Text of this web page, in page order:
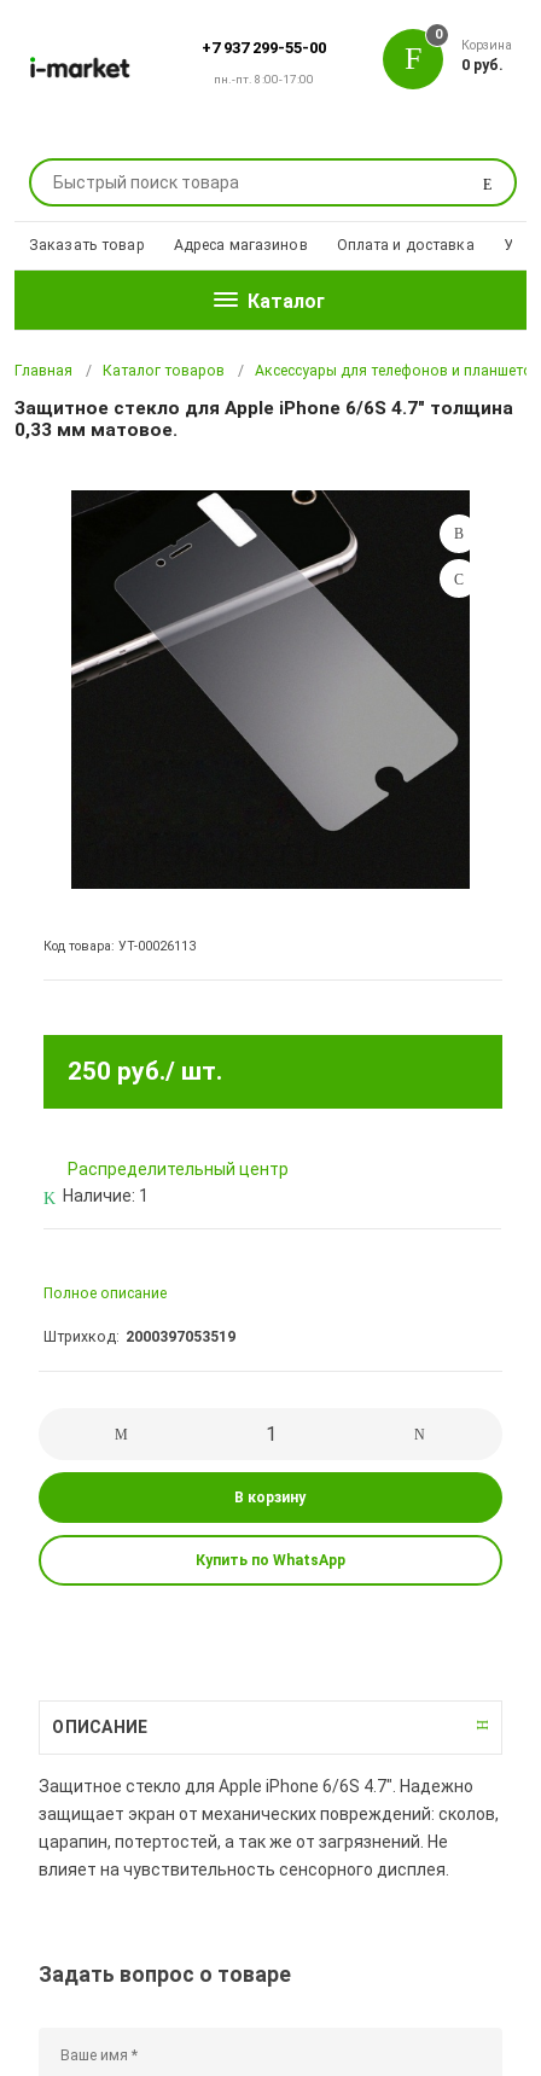
+7 937 299-55-00
пн.-пт. 8:00-17:00
Поиск
0
Корзина
0 руб.
Заказать товар Адреса магазинов Оплата и доставка
Каталог
Главная Каталог товаров Аксессуары для телефонов и планшетов
Защитное стекло для Apple iPhone 6/6S 4.7" толщина
0,33 мм матовое.
Код товара: УТ-00026113
250 руб./ шт.
Pаспределительный центр
Наличие: 1
Полное описание
Штрихкод 2000397053519
В корзину
Купить по WhatsApp
ОПИСАНИЕ
Защитное стекло для Apple iPhone 6/6S 4.7". Надежно
защищает экран от механических повреждений: сколов,
царапин, потертостей, а так же от загрязнений. Не
влияет на чувствительность сенсорного дисплея.
Задать вопрос о товаре